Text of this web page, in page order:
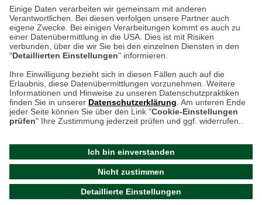
Einige Daten verarbeiten wir gemeinsam mit anderen
Verantwortlichen. Bei diesen verfolgen unsere Partner auch
eigene Zwecke. Bei einigen Verarbeitungen kommt es auch zu
einer Datenübermittlung in die USA. Dies ist mit Risiken
verbunden, über die wir Sie bei den einzelnen Diensten in den
"Detaillierten Einstellungen" informieren.
Ihre Einwilligung bezieht sich in diesen Fällen auch auf die
Erlaubnis, diese Datenübermittlungen vorzunehmen. Weitere
Informationen und Hinweise zu unseren Datenschutzpraktiken
finden Sie in unserer Datenschutzerklärung . Am unteren Ende
jeder Seite können Sie über den Link "Cookie-Einstellungen
prüfen" Ihre Zustimmung jederzeit prüfen und ggf. widerrufen..
Ich bin einverstanden
Nicht zustimmen
Detaillierte Einstellungen
Kontakt
Umwelt und Entsorgung
Zur Echtheit von Bewertungen
Hinweisgeber-Schutzgesetz
Barrierefreiheit unserer Website
am 07.08.2026 um 23:24
2024 THE BRITISH SHOP
Versandhandel GmbH & Co. KG
Cookie-Einstellungen in Ihrem Browser
ACHTUNG!
Ihr Browser speichert aktuell keine Cookies!
Leider können Sie in diesem Fall unseren Online-Shop
Bitte stellen Sie sicher, dass Ihr Browser unsere funktionalen
Cookies für die Dauer Ihres Besuchs auf unserer Website
akzeptiert. Unabhängig davon können Sie entscheiden,